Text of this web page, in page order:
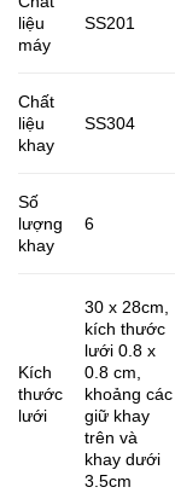
liệu
máy ​
SS201
Chất
liệu
khay ​
SS304​
Số
lượng
khay​
6​
Kích
thước
lưới ​
30 x 28cm,
kích thước
lưới 0.8 x
0.8 cm,
khoảng các
giữ khay
trên và
khay dưới
3.5cm​